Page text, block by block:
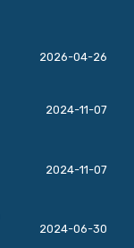
2026-04-26
2024-11-07
2024-11-07
2024-06-30